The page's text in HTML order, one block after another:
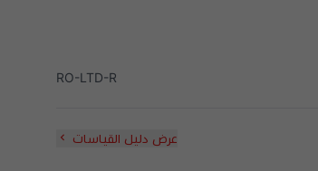
RO-LTD-R
عرض دليل القياسات